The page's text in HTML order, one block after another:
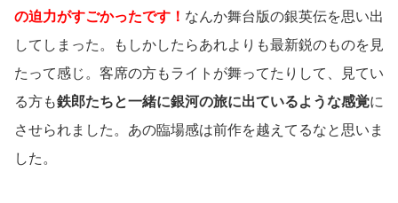
の迫力がすごかったです！ なんか舞台版の銀英伝を思い出
してしまった。もしかしたらあれよりも最新鋭のものを見
たって感じ。客席の方もライトが舞ってたりして、見てい
る方も鉄郎たちと一緒に銀河の旅に出ているような感覚に
させられました。あの臨場感は前作を越えてるなと思いま
した。